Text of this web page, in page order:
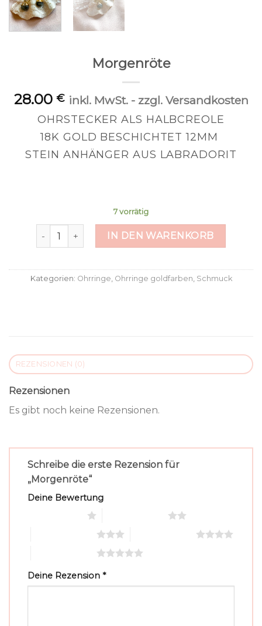
Morgenröte
28.00 € inkl. MwSt. - zzgl. Versandkosten
OHRSTECKER ALS HALBCREOLE
18K GOLD BESCHICHTET 12MM
STEIN ANHÄNGER AUS LABRADORIT
7 vorrätig
Morgenröte MengeIN DEN WARENKORB
Kategorien: Ohrringe, Ohrringe goldfarben, Schmuck
REZENSIONEN (0)
Rezensionen
Es gibt noch keine Rezensionen.
Schreibe die erste Rezension für
„Morgenröte“
Deine Bewertung
Deine Rezension *